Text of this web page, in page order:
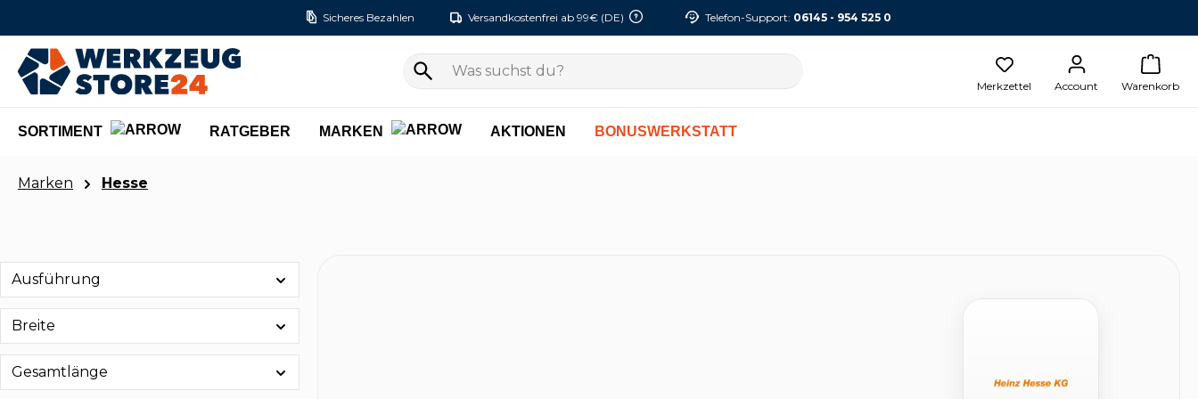
Sicheres Bezahlen Versandkostenfrei ab 99€ (DE) Telefon-Support: 06145 - 954 525 0
Merkzettel Account Warenkorb
SORTIMENT RATGEBER MARKEN AKTIONEN BONUSWERKSTATT
Marken Hesse
Ausführung
Breite
Gesamtlänge